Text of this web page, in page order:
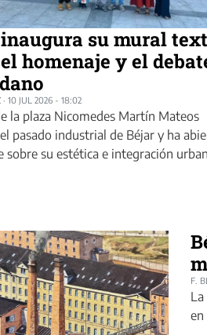
su mural
homenaje y el
· 10 JUL 2026 - 18:02
la plaza Nicomedes Martín Mateos
pasado industrial de Béjar y ha
sobre su estética e integración
F.
en